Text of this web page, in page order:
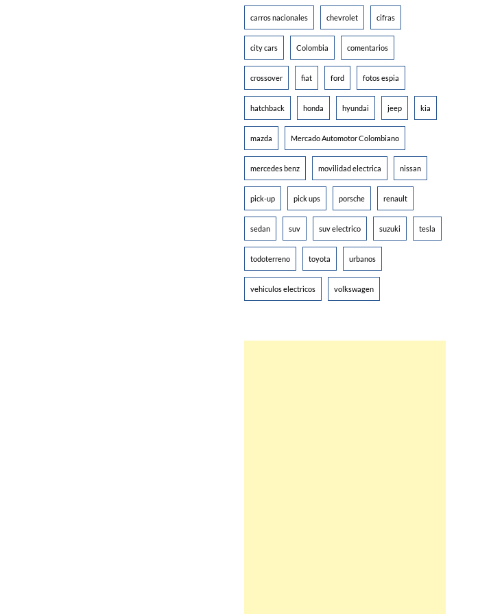
carros nacionales chevrolet cifras
city cars Colombia comentarios
crossover fiat ford fotos espia
hatchback honda hyundai jeep kia
mazda Mercado Automotor Colombiano
mercedes benz movilidad electrica nissan
pick-up pick ups porsche renault
sedan suv suv electrico suzuki tesla
todoterreno toyota urbanos
vehiculos electricos volkswagen